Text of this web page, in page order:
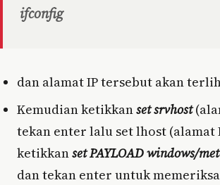
ifconfig
dan alamat IP tersebut akan
Kemudian ketikkanset srvhost
tekan enter lalu set lhost (alamat
ketikkanset PAYLOAD windows/
dan tekan enter untuk